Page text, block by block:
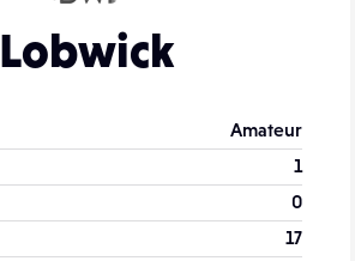
Lobwick
Amateur
1
0
17